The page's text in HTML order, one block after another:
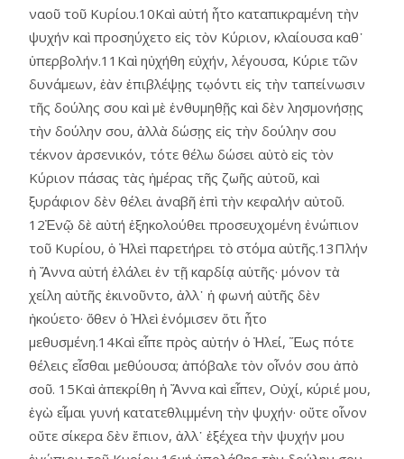
ναοῦ τοῦ Κυρίου.10Καὶ αὐτή ἦτο καταπικραμένη τὴν
ψυχήν καὶ προσηύχετο εἰς τὸν Κύριον, κλαίουσα καθ᾿
ὑπερβολήν.11Καὶ ηὐχήθη εὐχήν, λέγουσα, Κύριε τῶν
δυνάμεων, ἐὰν ἐπιβλέψῃς τῳόντι εἰς τὴν ταπείνωσιν
τῆς δούλης σου καὶ μὲ ἐνθυμηθῇς καὶ δὲν λησμονήσῃς
τὴν δούλην σου, ἀλλὰ δώσῃς εἰς τὴν δούλην σου
τέκνον ἀρσενικόν, τότε θέλω δώσει αὐτὸ εἰς τὸν
Κύριον πάσας τὰς ἡμέρας τῆς ζωῆς αὐτοῦ, καὶ
ξυράφιον δὲν θέλει ἀναβῆ ἐπὶ τὴν κεφαλήν αὐτοῦ.
12Ἐνῷ δὲ αὐτή ἐξηκολούθει προσευχομένη ἐνώπιον
τοῦ Κυρίου, ὁ Ἠλεὶ παρετήρει τὸ στόμα αὐτῆς.13Πλήν
ἡ Ἄννα αὐτή ἐλάλει ἐν τῇ καρδίᾳ αὑτῆς· μόνον τὰ
χείλη αὐτῆς ἐκινοῦντο, ἀλλ᾿ ἡ φωνή αὐτῆς δὲν
ἠκούετο· ὅθεν ὁ Ἠλεὶ ἐνόμισεν ὅτι ἦτο
μεθυσμένη.14Καὶ εἶπε πρὸς αὐτήν ὁ Ἠλεί, Ἕως πότε
θέλεις εἶσθαι μεθύουσα; ἀπόβαλε τὸν οἶνόν σου ἀπὸ
σοῦ. 15Καὶ ἀπεκρίθη ἡ Ἄννα καὶ εἶπεν, Οὐχί, κύριέ μου,
ἐγὼ εἶμαι γυνή κατατεθλιμμένη τὴν ψυχήν· οὔτε οἶνον
οὔτε σίκερα δὲν ἔπιον, ἀλλ᾿ ἐξέχεα τὴν ψυχήν μου